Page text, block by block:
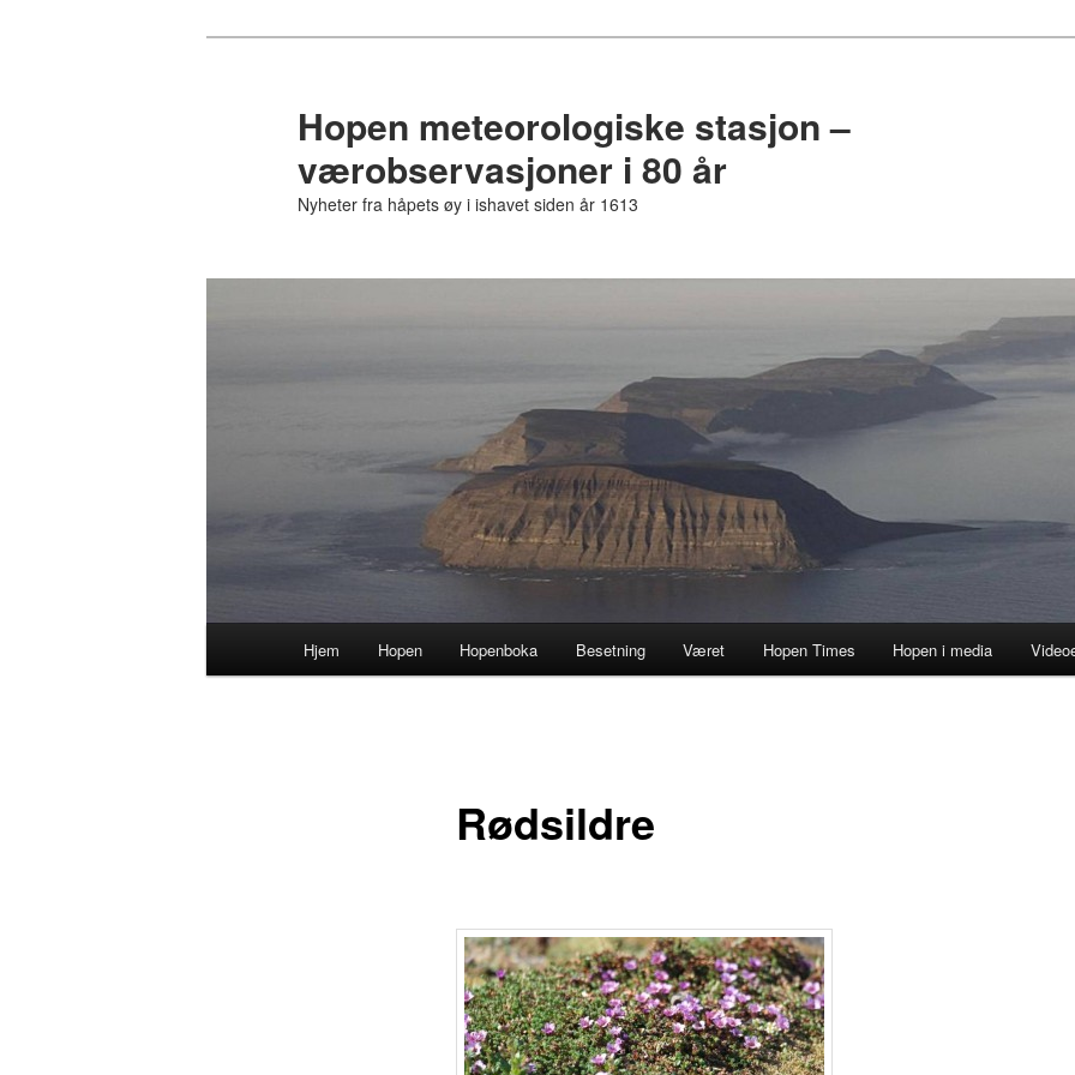
Hopen meteorologiske stasjon –
værobservasjoner i 80 år
Nyheter fra håpets øy i ishavet siden år 1613
Hjem Hopen Hopenboka Besetning Været Hopen Times Hopen i media
Rødsildre